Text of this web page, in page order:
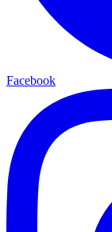
Facebook